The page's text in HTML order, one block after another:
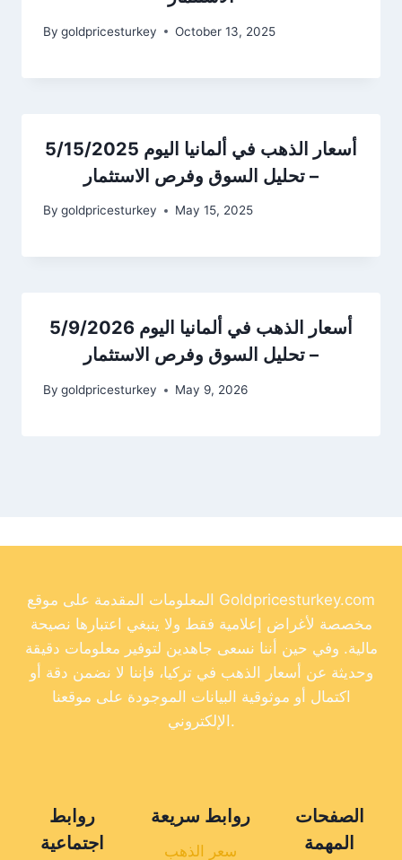
By goldpricesturkey October 13, 2025
أسعار الذهب في ألمانيا اليوم 5/15/2025
– تحليل السوق وفرص الاستثمار
By goldpricesturkey May 15, 2025
أسعار الذهب في ألمانيا اليوم 5/9/2026
– تحليل السوق وفرص الاستثمار
By goldpricesturkey May 9, 2026
المعلومات المقدمة على موقع Goldpricesturkey.com
مخصصة لأغراض إعلامية فقط ولا ينبغي اعتبارها نصيحة
مالية. وفي حين أننا نسعى جاهدين لتوفير معلومات دقيقة
وحديثة عن أسعار الذهب في تركيا، فإننا لا نضمن دقة أو
اكتمال أو موثوقية البيانات الموجودة على موقعنا
الإلكتروني.
روابط
اجتماعية
روابط سريعة
سعر الذهب
الصفحات
المهمة